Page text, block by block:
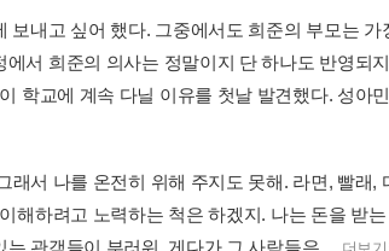
내고 싶어 했다. 그중에서도 희준의 부모는
서 희준의 의사는 정말이지 단 하나도 반영되
학교에 계속 다닐 이유를 첫날 발견했다. 성아
래서 나를 온전히 위해 주지도 못해. 라면, 빨래,
해하려고 노력하는 척은 하겠지. 나는 돈을 받
관객들이 부러워. 게다가 그 사람들은 ...